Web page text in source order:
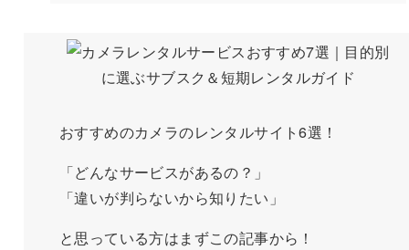
おすすめのカメラのレンタルサイト6選！
「どんなサービスがあるの？」
「違いが判らないから知りたい」
と思っている方はまずこの記事から！